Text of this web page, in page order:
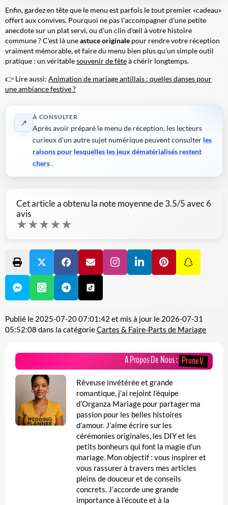
Enfin, gardez en tête que le menu est parfois le tout premier «cadeau»
offert aux convives. Pourquoi ne pas l'accompagner d'une petite
anecdote sur un plat servi, ou d'un clin d'œil à votre histoire
commune ? C'est là uneastuce originale pour rendre votre réception
vraiment mémorable, et faire du menu bien plus qu'un simple outil
pratique : un véritablesouvenir de fêteà chérir longtemps.
👉 Lire aussi: Animation de mariage antillais : quelles danses pour
une ambiance festive ?
↗
À CONSULTER
Après avoir préparé le menu de réception, les lecteurs
curieux d’un autre sujet numérique peuvent consulter les
raisons pour lesquelles les jeux dématérialisés restent
chers.
Cet article a obtenu la note moyenne de3.5/5 avec6
avis
★★★★★
Publié le 2025-07-20 07:01:42 et mis à jour le 2026-07-31
05:52:08 dans la catégorieCartes & Faire-Parts de Mariage
A Propos De Nous :Prune V.
Rêveuse invétérée et grande
romantique, j’ai rejoint l’équipe
d’Organza Mariage pour partager ma
passion pour les belles histoires
d’amour. J’aime écrire sur les
cérémonies originales, les DIY et les
petits bonheurs qui font la magie d’un
mariage. Mon objectif : vous inspirer et
vous rassurer à travers mes articles
pleins de douceur et de conseils
concrets. J’accorde une grande
importance à l’écoute et à la